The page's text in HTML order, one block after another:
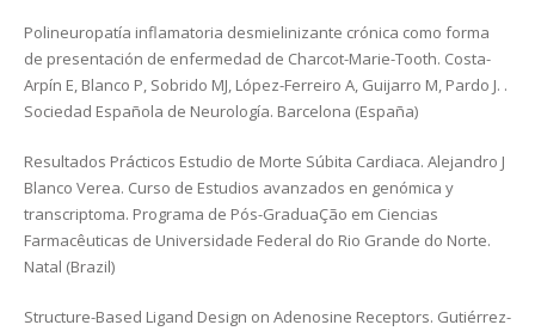
Polineuropatía inflamatoria desmielinizante crónica como forma
de presentación de enfermedad de Charcot-Marie-Tooth. Costa-
Arpín E, Blanco P, Sobrido MJ, López-Ferreiro A, Guijarro M, Pardo J. .
Sociedad Española de Neurología. Barcelona (España)
Resultados Prácticos Estudio de Morte Súbita Cardiaca. Alejandro J
Blanco Verea. Curso de Estudios avanzados en genómica y
transcriptoma. Programa de Pós-GraduaÇão em Ciencias
Farmacêuticas de Universidade Federal do Rio Grande do Norte.
Natal (Brazil)
Structure-Based Ligand Design on Adenosine Receptors. Gutiérrez-